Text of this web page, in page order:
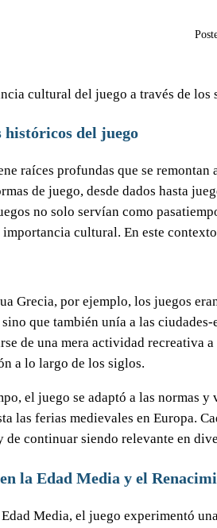
cultural del juego a través de los
históricos del juego
raíces profundas que se
de juego, desde dados hasta
no solo servían como
importancia cultural. En este
Grecia, por ejemplo, los juegos
que también unía a las
de una mera actividad recreativa
a lo largo de los siglos.
el juego se adaptó a las normas y
las ferias medievales en Europa.
de continuar siendo relevante en
la Edad Media y el
Media, el juego experimentó